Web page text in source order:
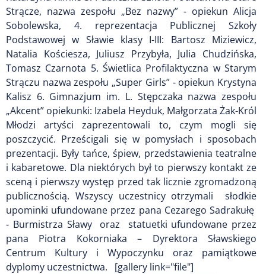
Strącze, nazwa zespołu „Bez nazwy” - opiekun Alicja
Sobolewska, 4. reprezentacja Publicznej Szkoły
Podstawowej w Sławie klasy I-III: Bartosz Miziewicz,
Natalia Kościesza, Juliusz Przybyła, Julia Chudzińska,
Tomasz Czarnota 5. Świetlica Profilaktyczna w Starym
Strączu nazwa zespołu „Super Girls” - opiekun Krystyna
Kalisz 6. Gimnazjum im. L. Stępczaka nazwa zespołu
„Akcent” opiekunki: Izabela Heyduk, Małgorzata Żak-Król
Młodzi artyści zaprezentowali to, czym mogli się
poszczycić. Prześcigali się w pomysłach i sposobach
prezentacji. Były tańce, śpiew, przedstawienia teatralne
i kabaretowe. Dla niektórych był to pierwszy kontakt ze
sceną i pierwszy występ przed tak licznie zgromadzoną
publicznością. Wszyscy uczestnicy otrzymali słodkie
upominki ufundowane przez pana Cezarego Sadrakułę
- Burmistrza Sławy oraz statuetki ufundowane przez
pana Piotra Kokorniaka – Dyrektora Sławskiego
Centrum Kultury i Wypoczynku oraz pamiątkowe
dyplomy uczestnictwa. [gallery link="file"]